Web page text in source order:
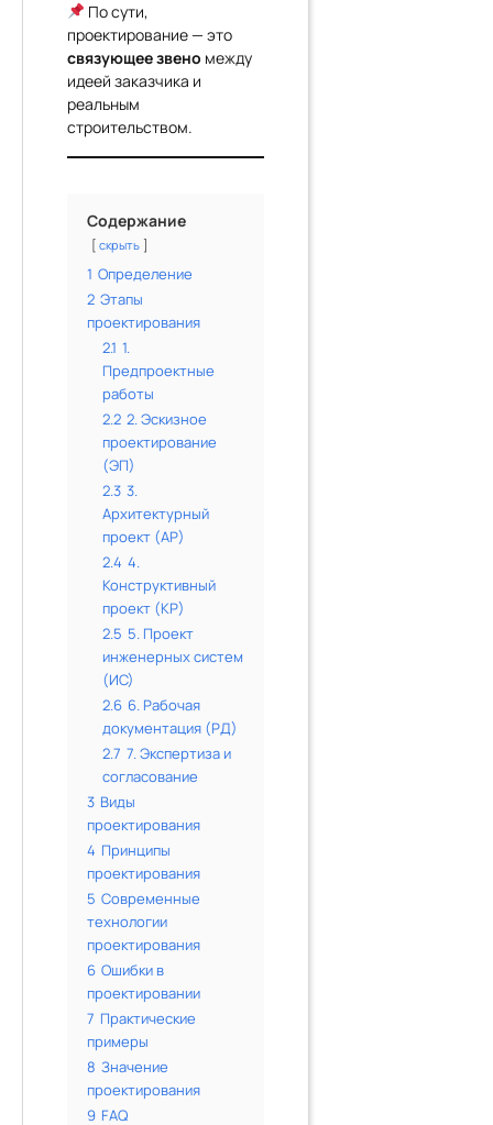
По сути,
проектирование — это
связующее звено между
идеей заказчика и
реальным
строительством.
Содержание
скрыть
1 Определение
2 Этапы
проектирования
2.1 1.
Предпроектные
работы
2.2 2. Эскизное
проектирование
(ЭП)
2.3 3.
Архитектурный
проект (АР)
2.4 4.
Конструктивный
проект (КР)
2.5 5. Проект
инженерных систем
(ИС)
2.6 6. Рабочая
документация (РД)
2.7 7. Экспертиза и
согласование
3 Виды
проектирования
4 Принципы
проектирования
5 Современные
технологии
проектирования
6 Ошибки в
проектировании
7 Практические
примеры
8 Значение
проектирования
9 FAQ